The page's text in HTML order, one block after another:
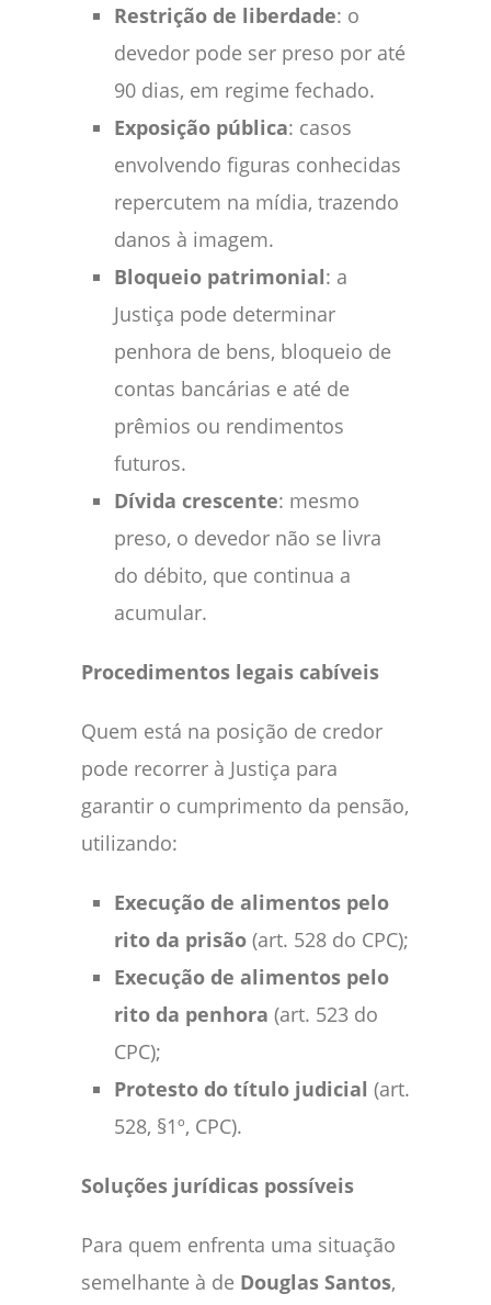
Restrição de liberdade: o
devedor pode ser preso por até
90 dias, em regime fechado.
Exposição pública: casos
envolvendo figuras conhecidas
repercutem na mídia, trazendo
danos à imagem.
Bloqueio patrimonial: a
Justiça pode determinar
penhora de bens, bloqueio de
contas bancárias e até de
prêmios ou rendimentos
futuros.
Dívida crescente: mesmo
preso, o devedor não se livra
do débito, que continua a
acumular.
Procedimentos legais cabíveis
Quem está na posição de credor
pode recorrer à Justiça para
garantir o cumprimento da pensão,
utilizando:
Execução de alimentos pelo
rito da prisão (art. 528 do CPC);
Execução de alimentos pelo
rito da penhora (art. 523 do
CPC);
Protesto do título judicial (art.
528, §1º, CPC).
Soluções jurídicas possíveis
Para quem enfrenta uma situação
semelhante à de Douglas Santos,